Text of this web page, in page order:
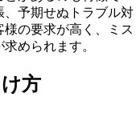
予期せぬトラブル対
の要求が高く、ミス
められます。
方